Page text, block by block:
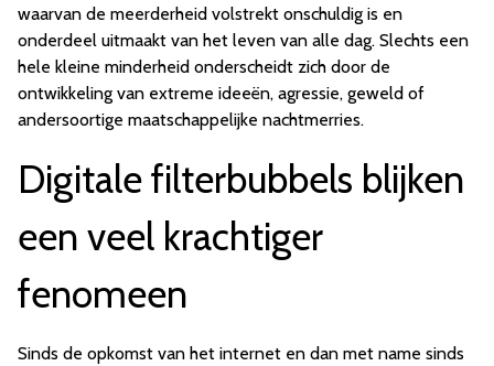
waarvan de meerderheid volstrekt onschuldig is en
onderdeel uitmaakt van het leven van alle dag. Slechts een
hele kleine minderheid onderscheidt zich door de
ontwikkeling van extreme ideeën, agressie, geweld of
andersoortige maatschappelijke nachtmerries.
Digitale filterbubbels blijken
een veel krachtiger
fenomeen
Sinds de opkomst van het internet en dan met name sinds